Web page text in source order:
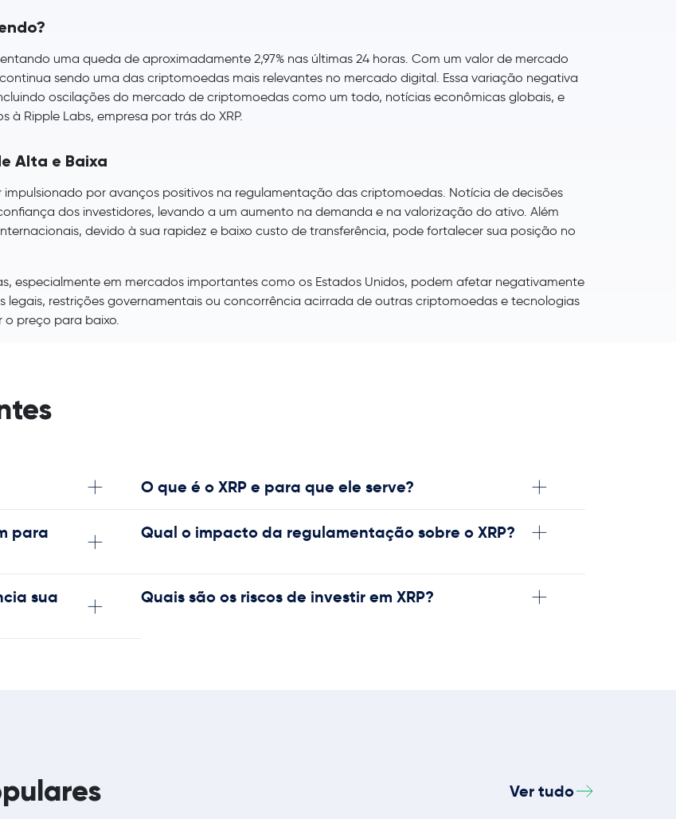
uma queda de aproximadamente 2,97% nas últimas 24 horas. Com um valor de mercado
sendo uma das criptomoedas mais relevantes no mercado digital. Essa variação negativa
oscilações do mercado de criptomoedas como um todo, notícias econômicas globais, e
Ripple Labs, empresa por trás do XRP.
Alta e Baixa
impulsionado por avanços positivos na regulamentação das criptomoedas. Notícia de decisões
dos investidores, levando a um aumento na demanda e na valorização do ativo. Além
devido à sua rapidez e baixo custo de transferência, pode fortalecer sua posição no
especialmente em mercados importantes como os Estados Unidos, podem afetar negativamente
legais, restrições governamentais ou concorrência acirrada de outras criptomoedas e tecnologias
o preço para baixo.
O que é o XRP e para que ele serve?
para
Qual o impacto da regulamentação sobre o XRP?
sua
Quais são os riscos de investir em XRP?
Ver tudo